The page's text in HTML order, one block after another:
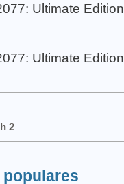
Ultimate Edition
Ultimate Edition
2